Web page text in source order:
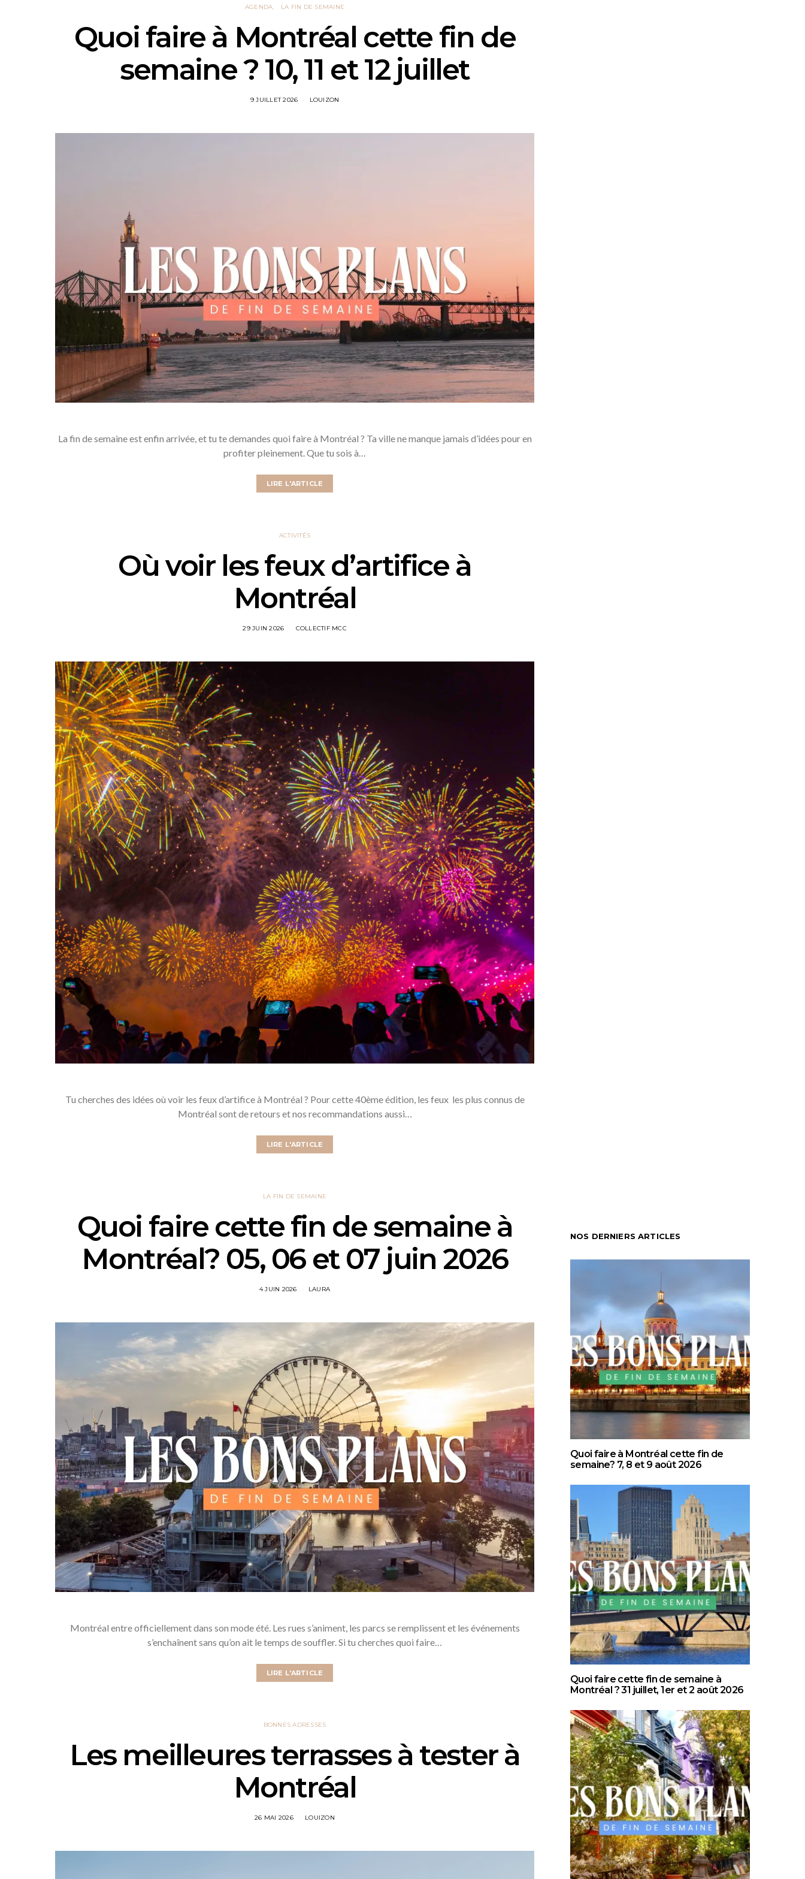
AGENDA LA FIN DE SEMAINE
Quoi faire à Montréal cette fin de
semaine ? 10, 11 et 12 juillet
9 JUILLET 2026 LOUIZON
La fin de semaine est enfin arrivée, et tu te demandes quoi faire à Montréal ? Ta ville ne manque jamais d’idées pour en
profiter pleinement. Que tu sois à…
LIRE L'ARTICLE
ACTIVITÉS
Où voir les feux d’artifice à
Montréal
29 JUIN 2026 COLLECTIF MCC
Tu cherches des idées où voir les feux d’artifice à Montréal ? Pour cette 40ème édition, les feux les plus connus de
Montréal sont de retours et nos recommandations aussi…
LIRE L'ARTICLE
LA FIN DE SEMAINE
Quoi faire cette fin de semaine à
Montréal? 05, 06 et 07 juin 2026
4 JUIN 2026 LAURA
Montréal entre officiellement dans son mode été. Les rues s’animent, les parcs se remplissent et les événements
s’enchaînent sans qu’on ait le temps de souffler. Si tu cherches quoi faire…
LIRE L'ARTICLE
BONNES ADRESSES
Les meilleures terrasses à tester à
Montréal
26 MAI 2026 LOUIZON
NOS DERNIERS ARTICLES
Quoi faire à Montréal cette fin de
semaine? 7, 8 et 9 août 2026
Quoi faire cette fin de semaine à
Montréal ? 31 juillet, 1er et 2 août 2026